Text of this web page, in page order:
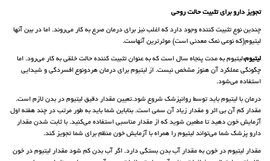
تجویز دارو برای تثبیت حالت روحی
چندین نوع تثبیت کننده وجود دارد که اغلب نیز برای درمان صرع به کار می‌روند. اما در بین آنها
لیتیوم(که نوعی نمک معدنی است) موثرترین آنهاست.
لیتیوم:لیتیوم به مدت پنجاه سال است که به عنوان تثبیت کننده حالت خلقی به کار می‌رود. اما
چگونگی عملکرد آن هنوز مشخص نیست. از لیتیوم برای درمان هردونوع افسردگی و شیدایی
استفاده می‌شود.
درمان با لیتیوم باید توسط روانپزشک شروع شود.تعیین مقدار دقیق لیتیوم در بدن لازم است.
مقدار کم آن بی اثر و مقدار زیاد آن سمی است. بناباین شما باید به طور مرتب در چند هفته اول
آزمایش خون دهید تا مطمین شوید که از مقدار مناسبی استفاده می‌کنید. با ثابت شدن مقدار
دارو پزشک شما می‌تواند لیتیوم را همراه با آزمایش خون منظم برای شما تجویز کند.
مقدار لیتیوم در خون به مقدار آب بدن بستگی دارد. اگر آب بدن کم شود مقدار لیتیوم در خون